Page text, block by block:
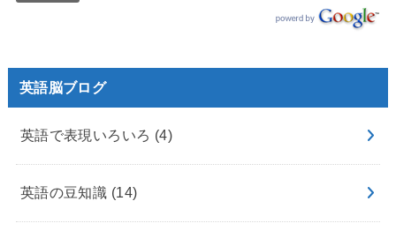
英語脳ブログ
英語で表現いろいろ (4)
英語の豆知識 (14)